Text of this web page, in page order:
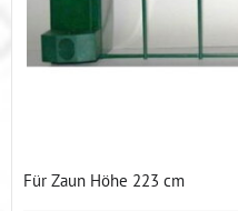
Für Zaun Höhe 223 cm